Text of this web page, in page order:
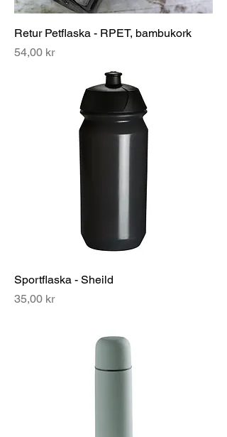
Retur Petflaska - RPET, bambukork
Pris
54,00 kr
Sportflaska - Sheild
Pris
35,00 kr